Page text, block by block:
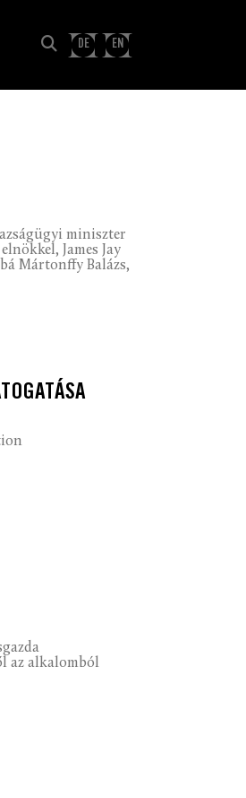
DE EN
miniszter
James Jay
Mártonffy Balázs,
az alkalomból